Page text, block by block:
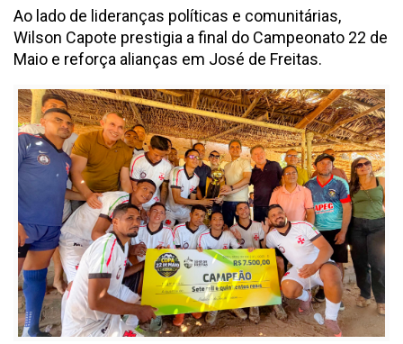
Ao lado de lideranças políticas e comunitárias,
Wilson Capote prestigia a final do Campeonato 22 de
Maio e reforça alianças em José de Freitas.